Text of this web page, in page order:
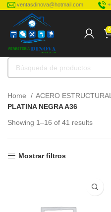
ventasdinova@hotmail.com
0
Home
ACERO
PLATINA NEGRA A36
Showing 1–16 of 41 results
Mostrar filtros